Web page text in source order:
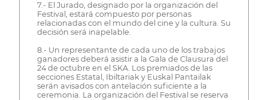
7.- El Jurado, designado por la organización del
Festival, estará compuesto por personas
relacionadas con el mundo del cine y la cultura. Su
decisión será inapelable.
8.- Un representante de cada uno de los trabajos
ganadores deberá asistir a la Gala de Clausura del
24 de octubre en el SKA. Los premiados de las
secciones Estatal, Ibiltariak y Euskal Pantailak
serán avisados con antelación suficiente a la
ceremonia. La organización del Festival se reserva